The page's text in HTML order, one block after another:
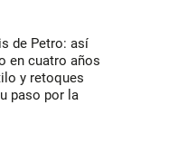
de Petro: así
en cuatro años
y retoques
paso por la